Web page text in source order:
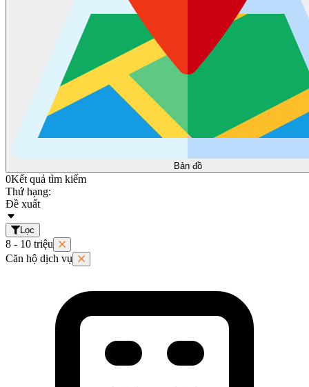
Bản đồ
0Kết quả tìm kiếm
Thứ hạng:
Đề xuất
Lọc
8 - 10 triệu
Căn hộ dịch vụ